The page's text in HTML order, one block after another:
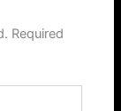
Required